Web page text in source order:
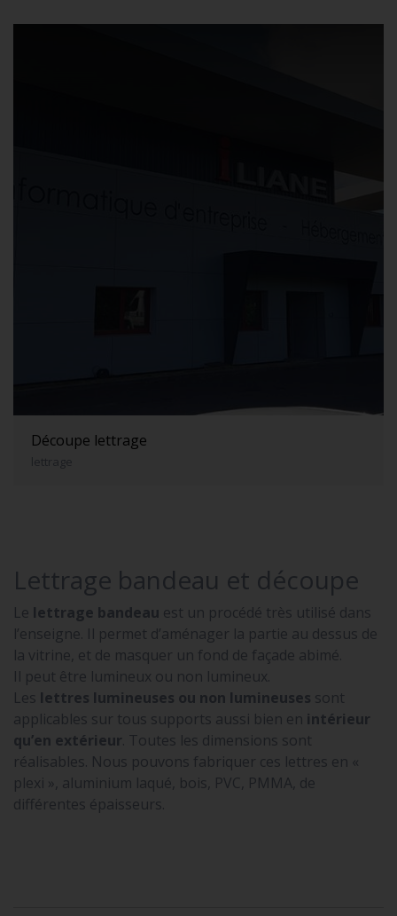
Découpe lettrage
lettrage
Lettrage bandeau et découpe
Le lettrage bandeau est un procédé très utilisé dans
l’enseigne. Il permet d’aménager la partie au dessus de
la vitrine, et de masquer un fond de façade abimé.
Il peut être lumineux ou non lumineux.
Les lettres lumineuses ou non lumineuses sont
applicables sur tous supports aussi bien en intérieur
qu’en extérieur. Toutes les dimensions sont
réalisables. Nous pouvons fabriquer ces lettres en «
plexi », aluminium laqué, bois, PVC, PMMA, de
différentes épaisseurs.